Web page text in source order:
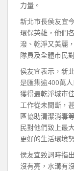
力量。
新北市長侯友宜
環保英雄，他們
潑、乾淨又美麗
隊員及全體市民
侯友宜表示，新
是匯集逾400萬
獲得最乾淨城市
工作從未間斷，
區協助清潔消毒
民對他們致上最
更好的生活環境
侯友宜致詞時指
沒有亮，水溝有